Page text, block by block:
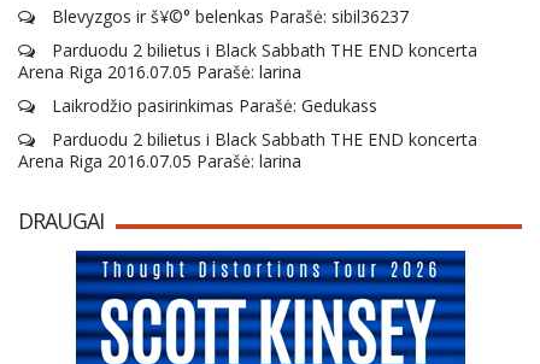
Blevyzgos ir š¥©° belenkas Parašė: sibil36237
Parduodu 2 bilietus i Black Sabbath THE END koncerta
Arena Riga 2016.07.05 Parašė: larina
Laikrodžio pasirinkimas Parašė: Gedukass
Parduodu 2 bilietus i Black Sabbath THE END koncerta
Arena Riga 2016.07.05 Parašė: larina
DRAUGAI